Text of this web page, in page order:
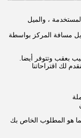
، والميل
مسافة المركز بواسطة
لك اقتراحاتنا